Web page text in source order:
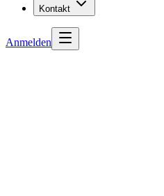
Kontakt
Anmelden